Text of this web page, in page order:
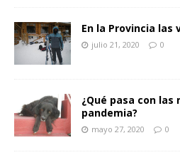
En la Provincia las
julio 21, 2020 0
¿Qué pasa con las
pandemia?
mayo 27, 2020 0